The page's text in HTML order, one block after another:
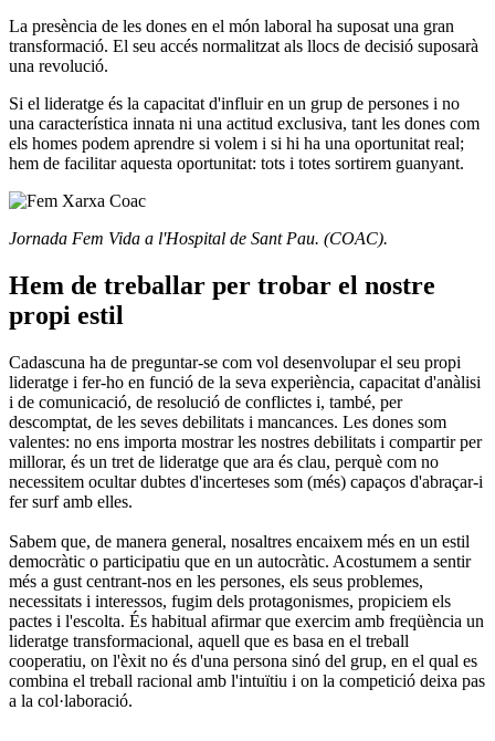
La presència de les dones en el món laboral ha suposat una gran
transformació. El seu accés normalitzat als llocs de decisió suposarà
una revolució.
Si el lideratge és la capacitat d'influir en un grup de persones i no
una característica innata ni una actitud exclusiva, tant les dones com
els homes podem aprendre si volem i si hi ha una oportunitat real;
hem de facilitar aquesta oportunitat: tots i totes sortirem guanyant.
Jornada Fem Vida a l'Hospital de Sant Pau. (COAC).
Hem de treballar per trobar el nostre
propi estil
Cadascuna ha de preguntar-se com vol desenvolupar el seu propi
lideratge i fer-ho en funció de la seva experiència, capacitat d'anàlisi
i de comunicació, de resolució de conflictes i, també, per
descomptat, de les seves debilitats i mancances. Les dones som
valentes: no ens importa mostrar les nostres debilitats i compartir per
millorar, és un tret de lideratge que ara és clau, perquè com no
necessitem ocultar dubtes d'incerteses som (més) capaços d'abraçar-i
fer surf amb elles.
Sabem que, de manera general, nosaltres encaixem més en un estil
democràtic o participatiu que en un autocràtic. Acostumem a sentir
més a gust centrant-nos en les persones, els seus problemes,
necessitats i interessos, fugim dels protagonismes, propiciem els
pactes i l'escolta. És habitual afirmar que exercim amb freqüència un
lideratge transformacional, aquell que es basa en el treball
cooperatiu, on l'èxit no és d'una persona sinó del grup, en el qual es
combina el treball racional amb l'intuïtiu i on la competició deixa pas
a la col·laboració.